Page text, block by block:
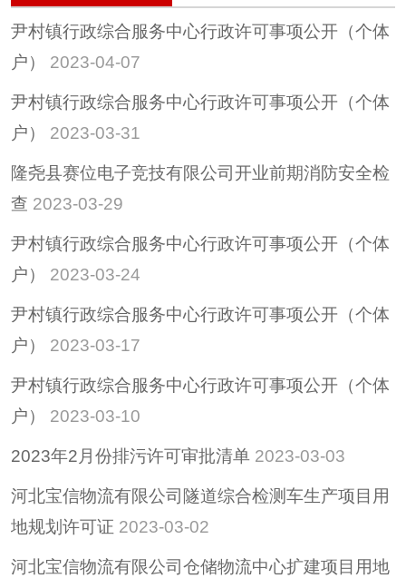
重大建设项目
惠民惠农财政补贴专
栏
重大决策
其他
助企纾困
养老服务
尹村镇行政综合服务中心行政许可事项公开（个体
户）
2023-04-07
尹村镇行政综合服务中心行政许可事项公开（个体
户）
2023-03-31
隆尧县赛位电子竞技有限公司开业前期消防安全检
查 2023-03-29
尹村镇行政综合服务中心行政许可事项公开（个体
户）
2023-03-24
尹村镇行政综合服务中心行政许可事项公开（个体
户）
2023-03-17
尹村镇行政综合服务中心行政许可事项公开（个体
户）
2023-03-10
2023年2月份排污许可审批清单 2023-03-03
河北宝信物流有限公司隧道综合检测车生产项目用
地规划许可证 2023-03-02
河北宝信物流有限公司仓储物流中心扩建项目用地